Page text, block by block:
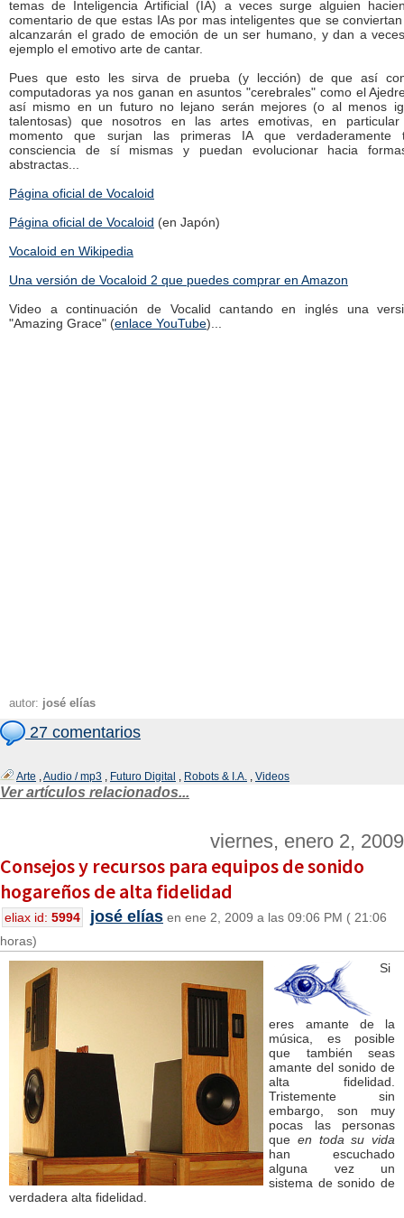
temas de Inteligencia Artificial (IA) a veces surge alguien
comentario de que estas IAs por mas inteligentes que se
alcanzarán el grado de emoción de un ser humano, y dan a
ejemplo el emotivo arte de cantar.
Pues que esto les sirva de prueba (y lección) de que así
computadoras ya nos ganan en asuntos "cerebrales" como el
así mismo en un futuro no lejano serán mejores (o al menos
talentosas) que nosotros en las artes emotivas, en
momento que surjan las primeras IA que verdaderamente
consciencia de sí mismas y puedan evolucionar hacia
abstractas...
Página oficial de Vocaloid
Página oficial de Vocaloid (en Japón)
Vocaloid en Wikipedia
Una versión de Vocaloid 2 que puedes comprar en Amazon
Video a continuación de Vocalid cantando en inglés una
"Amazing Grace" (enlace YouTube)...
autor: josé elías
27 comentarios
Arte ,Audio / mp3 , Futuro Digital , Robots & I.A. , Videos
Ver artículos relacionados...
viernes, enero 2, 2009
Consejos y recursos para equipos de sonido
hogareños de alta fidelidad
eliax id: 5994 josé elías en ene 2, 2009 a las 09:06 PM ( 21:06
horas)
Si
eres amante de la
música, es posible
que también seas
amante del sonido de
alta fidelidad.
Tristemente sin
embargo, son muy
pocas las personas
queen toda su vida
han escuchado
alguna vez un
sistema de sonido de
verdadera alta fidelidad.